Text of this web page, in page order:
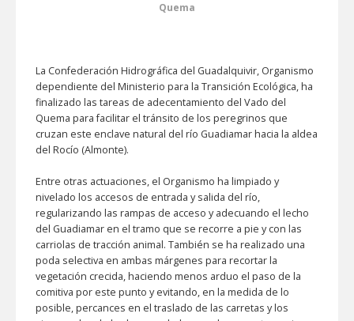
Quema
La Confederación Hidrográfica del Guadalquivir, Organismo
dependiente del Ministerio para la Transición Ecológica, ha
finalizado las tareas de adecentamiento del Vado del
Quema para facilitar el tránsito de los peregrinos que
cruzan este enclave natural del río Guadiamar hacia la aldea
del Rocío (Almonte).
Entre otras actuaciones, el Organismo ha limpiado y
nivelado los accesos de entrada y salida del río,
regularizando las rampas de acceso y adecuando el lecho
del Guadiamar en el tramo que se recorre a pie y con las
carriolas de tracción animal. También se ha realizado una
poda selectiva en ambas márgenes para recortar la
vegetación crecida, haciendo menos arduo el paso de la
comitiva por este punto y evitando, en la medida de lo
posible, percances en el traslado de las carretas y los